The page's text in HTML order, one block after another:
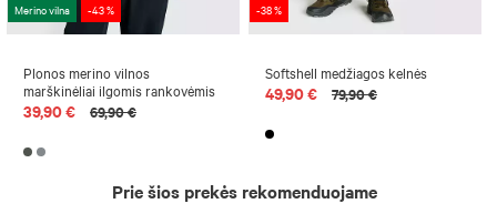
Merino vilna -43 %
Plonos merino vilnos
marškinėliai ilgomis rankovėmis
39,90 € 69,90 €
-38 %
Softshell medžiagos kelnės
49,90 € 79,90 €
Prie šios prekės rekomenduojame